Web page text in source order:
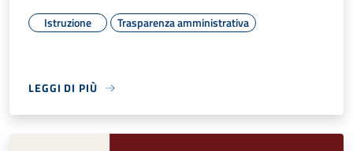
Istruzione Trasparenza amministrativa
LEGGI DI PIÙ